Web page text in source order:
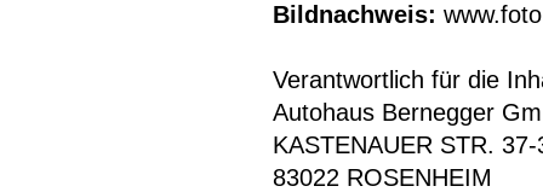
Bildnachweis:
Verantwortlich für die
Autohaus Bernegger
KASTENAUER STR. 37-
83022 ROSENHEIM